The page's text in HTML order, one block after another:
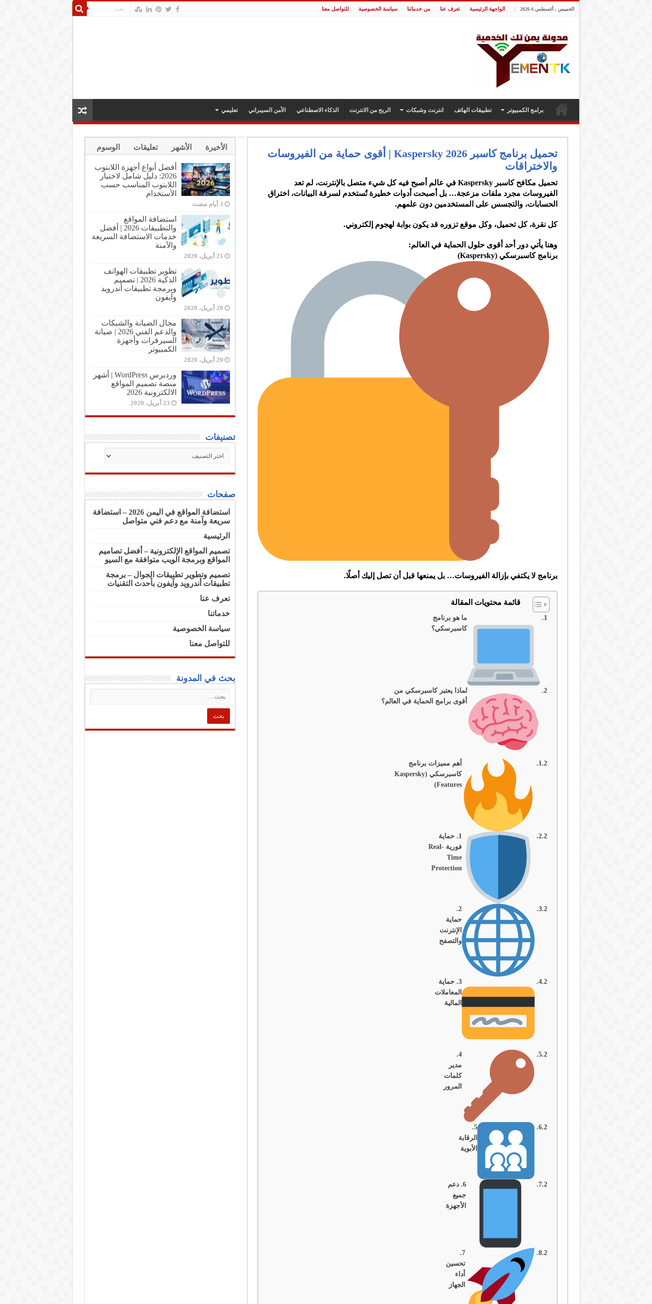
الخميس , أغسطس 6 2026 الواجهة الرئيسية تعرف عنا من خدماتنا سياسة الخصوصية للتواصل معنا
برامج الكمبيوتر تطبيقات الهاتف انترنت وشبكات الربح من الانترنت الذكاء الاصطناعي الأمن السيبراني تعليمي
تحميل برنامج كاسبر 2026 Kaspersky | أقوى حماية من الفيروسات
والاختراقات
تحميل مكافحكاسبر Kaspersky
في عالم أصبح فيه كل شيء متصل بالإنترنت، لم تعد
الفيروسات مجرد ملفات مزعجة… بل أصبحت أدوات خطيرة تُستخدم لسرقة البيانات، اختراق
الحسابات، والتجسس على المستخدمين دون علمهم.
كل نقرة، كل تحميل، وكل موقع تزوره قد يكون بوابة لهجوم إلكتروني.
وهنا يأتي دور أحد أقوى حلول الحماية في العالم:
برنامج كاسبرسكي (Kaspersky)
برنامج لا يكتفي بإزالة الفيروسات… بل يمنعها قبل أن تصل إليك أصلًا.
قائمة محتويات المقالة
ما هو برنامج
كاسبرسكي؟
لماذا يعتبر كاسبرسكي من
أقوى برامج الحماية في العالم؟
أهم مميزات برنامج
كاسبرسكي (Kaspersky
Features)
1. حماية
فورية Real-
Time
Protection
2.
حماية
الإنترنت
والتصفح
3. حماية
المعاملات
المالية
4.
مدير
كلمات
المرور
5.
الرقابة
الأبوية
6. دعم
جميع
الأجهزة
7.
تحسين
أداء
الجهاز
الأخيرة الأشهر تعليقات الوسوم
أفضل أنواع أجهزة اللابتوب
2026: دليل شامل لاختيار
اللابتوب المناسب حسب
الأستخدام
استضافة المواقع
والتطبيقات 2026 | أفضل
خدمات الاستضافة السريعة
والآمنة
21 أبريل، 2020
تطوير تطبيقات الهواتف
الذكية 2026 | تصميم
وبرمجة تطبيقات أندرويد
وآيفون
20 أبريل، 2020
مجال الصيانة والشبكات
والدعم الفني 2026 | صيانة
السيرفرات وأجهزة
الكمبيوتر
20 أبريل، 2020
وردبرس WordPress | أشهر
منصة تصميم المواقع
الالكترونية 2026
23 أبريل، 2020
تصنيفات
تصنيفات
صفحات
استضافة المواقع في اليمن 2026 – استضافة
سريعة وآمنة مع دعم فني متواصل
الرئيسية
تصميم المواقع الإلكترونية – أفضل تصاميم
المواقع وبرمجة الويب متوافقة مع السيو
تصميم وتطوير تطبيقات الجوال – برمجة
تطبيقات أندرويد وآيفون بأحدث التقنيات
تعرف عنا
خدماتنا
سياسة الخصوصية
للتواصل معنا
بحث في المدونة